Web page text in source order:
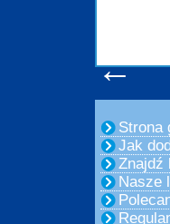
←
Strona
Jak
Znajdź
Nasze